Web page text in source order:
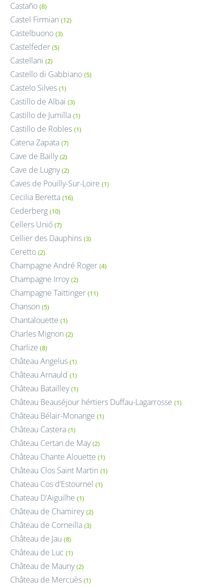
Castaño (8)
Castel Firmian (12)
Castelbuono (3)
Castelfeder (5)
Castellani (2)
Castello di Gabbiano (5)
Castelo Silves (1)
Castillo de Albai (3)
Castillo de Jumilla(1)
Castillo de Robles (1)
Catena Zapata (7)
Cave de Bailly (2)
Cave de Lugny (2)
Caves de Pouilly-Sur-Loire (1)
Cecilia Beretta(16)
Cederberg (10)
Cellers Unió (7)
Cellier des Dauphins (3)
Ceretto (2)
Champagne André Roger (4)
Champagne Irroy (2)
Champagne Taittinger (11)
Chanson (5)
Chantalouette (1)
Charles Mignon (2)
Charlize (8)
Château Angelus (1)
Château Arnauld (1)
Château Batailley (1)
Château Beauséjour hértiers Duffau-Lagarrosse (1)
Château Bélair-Monange (1)
Château Castera (1)
Château Certan de May (2)
Château Chante Alouette (1)
Château Clos Saint Martin (1)
Chateau Cos d’Estournel (1)
Chateau D'Aiguilhe (1)
Château de Chamirey (2)
Château de Corneilla (3)
Château de Jau (8)
Château de Luc(1)
Château de Mauny (2)
Château de Mercuès (1)